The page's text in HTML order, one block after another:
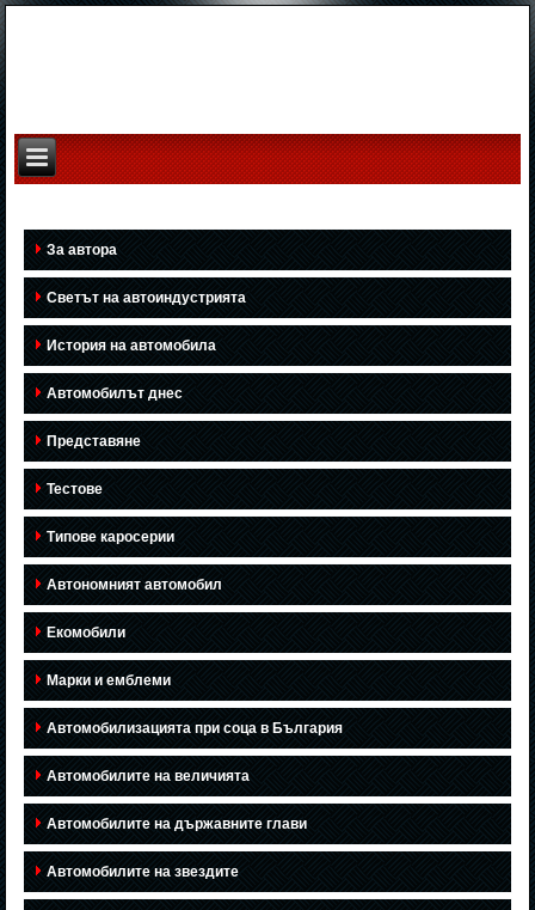
За автора
Светът на автоиндустрията
История на автомобила
Автомобилът днес
Представяне
Тестове
Типове каросерии
Автономният автомобил
Екомобили
Марки и емблеми
Автомобилизацията при соца в България
Автомобилите на величията
Автомобилите на държавните глави
Автомобилите на звездите